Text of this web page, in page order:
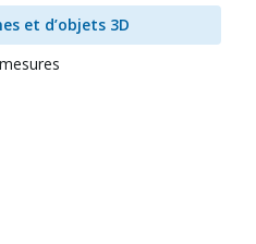
et d’objets 3D